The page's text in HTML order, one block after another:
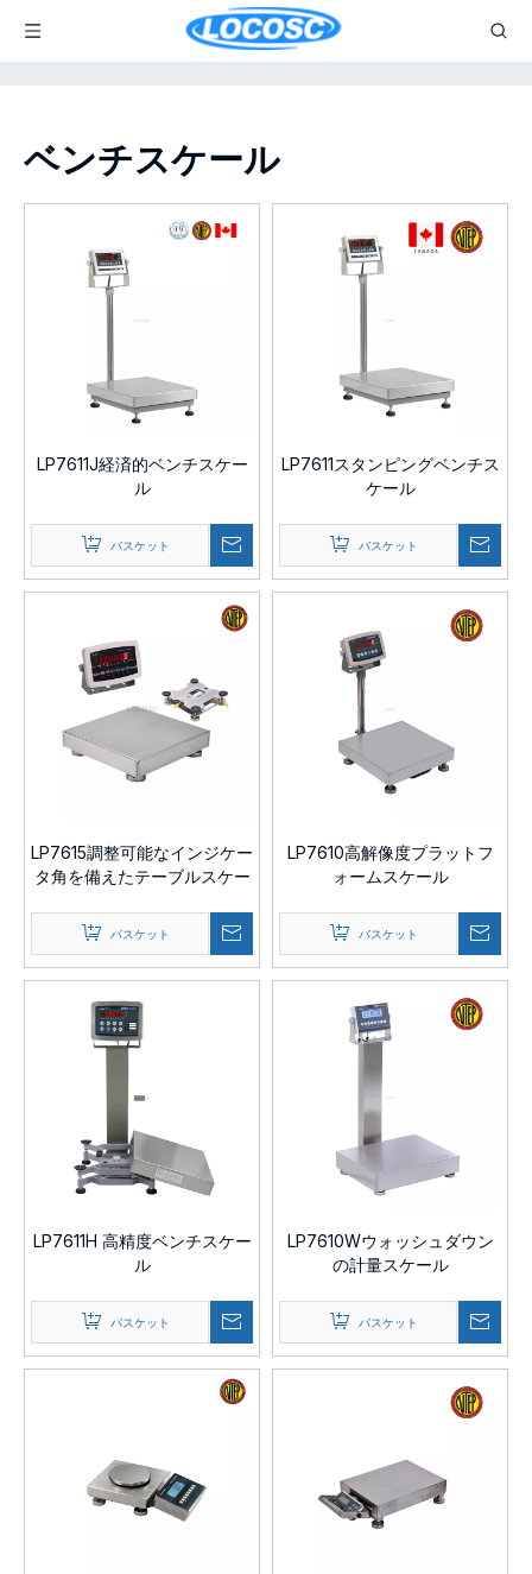
ベンチスケール
LP7611J経済的ベンチスケー
ル
バスケット
LP7611スタンピングベンチス
ケール
バスケット
LP7615調整可能なインジケー
タ角を備えたテーブルスケー
バスケット
LP7610高解像度プラットフ
ォームスケール
バスケット
LP7611H 高精度ベンチスケー
ル
バスケット
LP7610Wウォッシュダウン
の計量スケール
バスケット